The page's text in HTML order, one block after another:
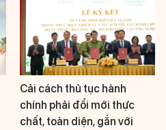
Cải cách thủ tục hành
chính phải đổi mới thực
chất, toàn diện, gắn với